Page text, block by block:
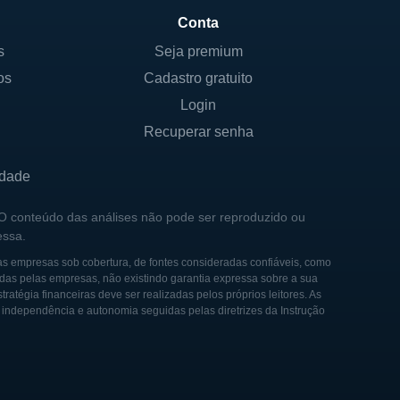
Embora a empresa não
atua são cruciais para o
um diálogo contínuo com
seja sustentado e
as legislações locais e
inicialmente focou
Conta
Seja premium
Cadastro gratuito
Login
Recuperar senha
conteúdo das análises não pode ser reproduzido ou
sob cobertura, de fontes consideradas confiáveis, como
pelas empresas, não existindo garantia expressa sobre a sua
financeiras deve ser realizadas pelos próprios leitores. As
e autonomia seguidas pelas diretrizes da Instrução